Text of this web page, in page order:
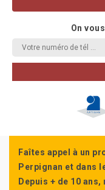
On
Faîtes appel à un
Perpignan et dans
Depuis + de 10